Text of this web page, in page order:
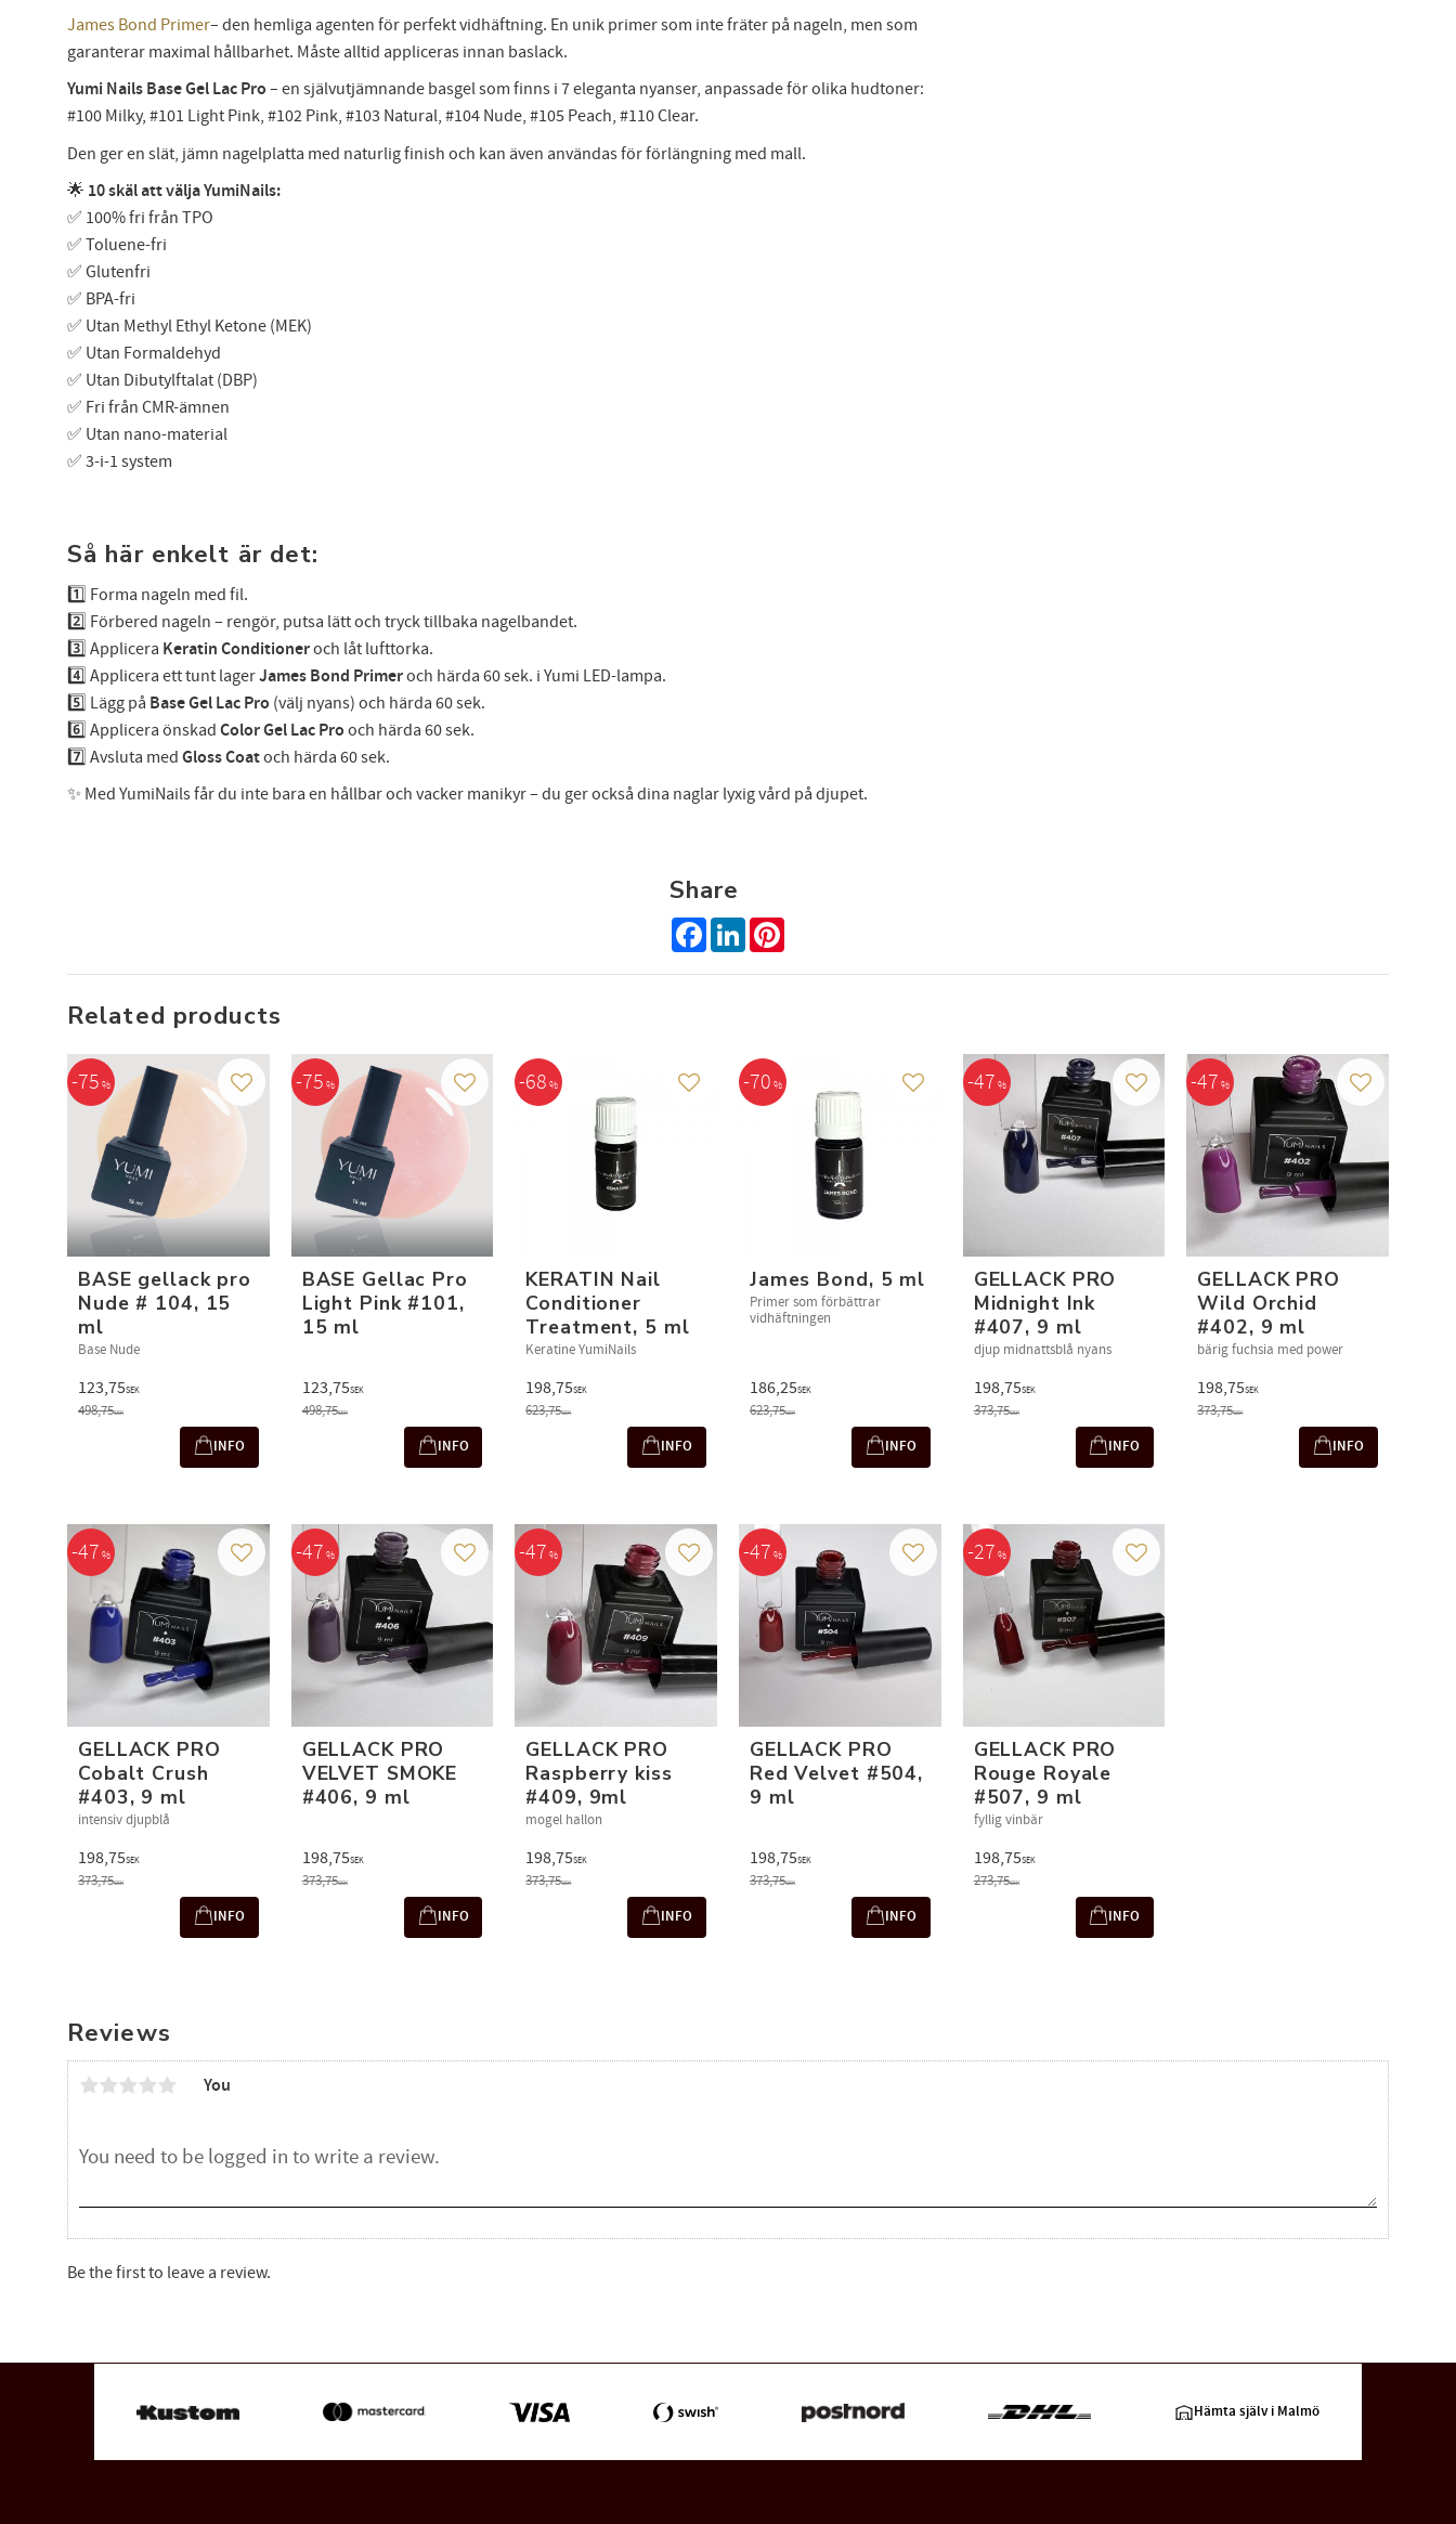
James Bond Primer– den hemliga agenten för perfekt vidhäftning. En unik primer som inte fräter på nageln, men som
garanterar maximal hållbarhet. Måste alltid appliceras innan baslack.
Yumi Nails Base Gel Lac Pro – en självutjämnande basgel som finns i 7 eleganta nyanser, anpassade för olika hudtoner:
#100 Milky, #101 Light Pink, #102 Pink, #103 Natural, #104 Nude, #105 Peach, #110 Clear.
Den ger en slät, jämn nagelplatta med naturlig finish och kan även användas för förlängning med mall.
🌟 10 skäl att välja YumiNails:
✅ 100% fri från TPO
✅ Toluene-fri
✅ Glutenfri
✅ BPA-fri
✅ Utan Methyl Ethyl Ketone (MEK)
✅ Utan Formaldehyd
✅ Utan Dibutylftalat (DBP)
✅ Fri från CMR-ämnen
✅ Utan nano-material
✅ 3-i-1 system
Så här enkelt är det:
1️⃣ Forma nageln med fil.
2️⃣ Förbered nageln – rengör, putsa lätt och tryck tillbaka nagelbandet.
3️⃣ Applicera Keratin Conditioneroch låt lufttorka.
4️⃣ Applicera ett tunt lagerJames Bond Primeroch härda 60 sek. i Yumi LED-lampa.
5️⃣ Lägg på Base Gel Lac Pro (välj nyans) och härda 60 sek.
6️⃣ Applicera önskad Color Gel Lac Pro och härda 60 sek.
7️⃣ Avsluta med Gloss Coatoch härda 60 sek.
✨ Med YumiNails får du inte bara en hållbar och vacker manikyr – du ger också dina naglar lyxig vård på djupet.
Share
Facebook
LinkedIn
Reviews
You
Be the first to leave a review.
Related products
BASE gellack pro
Nude # 104, 15
ml
Base Nude
123,75SEK
498,75SEK
75 % Add to favorites
INFO
BASE Gellac Pro
Light Pink #101,
15 ml
123,75SEK
498,75SEK
75 % Add to favorites
INFO
KERATIN Nail
Conditioner
Treatment, 5 ml
Keratine YumiNails
198,75SEK
623,75SEK
68 % Add to favorites
INFO
James Bond, 5 ml
Primer som förbättrar
vidhäftningen
186,25SEK
623,75SEK
70 % Add to favorites
INFO
GELLACK PRO
Midnight Ink
#407, 9 ml
djup midnattsblå nyans
198,75SEK
373,75SEK
47 % Add to favorites
INFO
GELLACK PRO
Wild Orchid
#402, 9 ml
bärig fuchsia med power
198,75SEK
373,75SEK
47 % Add to
INFO
GELLACK PRO
Cobalt Crush
#403, 9 ml
intensiv djupblå
198,75SEK
373,75SEK
47 % Add to favorites
INFO
GELLACK PRO
VELVET SMOKE
#406, 9 ml
198,75SEK
373,75SEK
47 % Add to favorites
INFO
GELLACK PRO
Raspberry kiss
#409, 9ml
mogel hallon
198,75SEK
373,75SEK
47 % Add to favorites
INFO
GELLACK PRO
Red Velvet #504,
9 ml
198,75SEK
373,75SEK
47 % Add to favorites
INFO
GELLACK PRO
Rouge Royale
#507, 9 ml
fyllig vinbär
198,75SEK
273,75SEK
27 % Add to favorites
INFO
Hämta själv i Malmö
Dina personuppgifter behandlas i enlighet med vårintegritetspolicy.